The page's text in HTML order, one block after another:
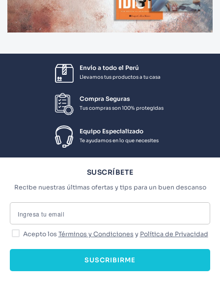
Envío a todo el Perú
Llevamos tus productos a tu casa
Compra Seguras
Tus compras son 100% protegidas
Equipo Especializado
Te ayudamos en lo que necesites
SUSCRÍBETE
Recibe nuestras últimas ofertas y tips para un buen descanso
Acepto los Términos y Condiciones y Política de Privacidad
SUSCRIBIRME